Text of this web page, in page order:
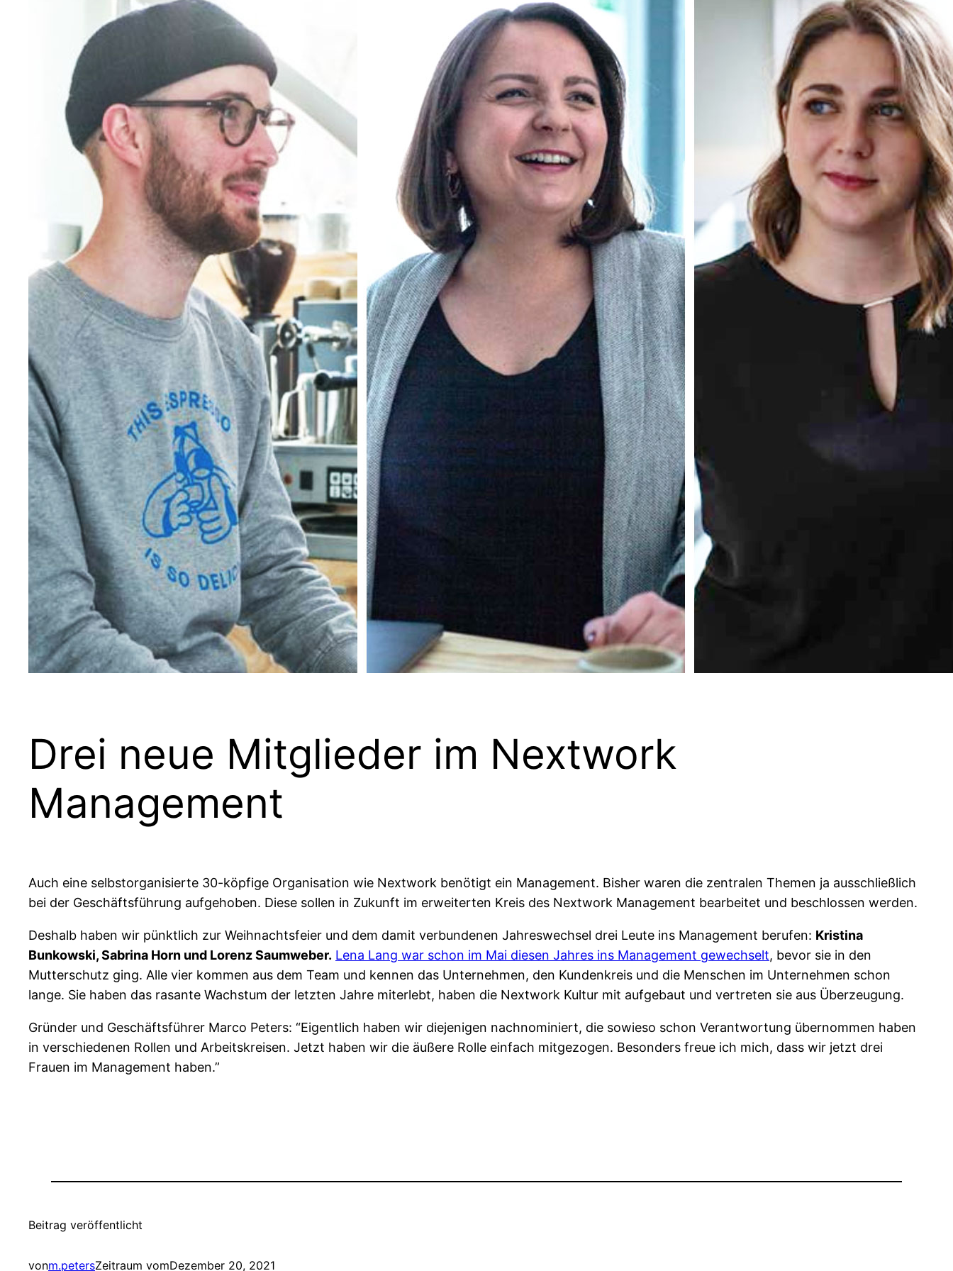
Drei neue Mitglieder im Nextwork
Management
Auch eine selbstorganisierte 30-köpfige Organisation wie Nextwork benötigt ein Management. Bisher waren die zentralen Themen ja ausschließlich
bei der Geschäftsführung aufgehoben. Diese sollen in Zukunft im erweiterten Kreis des Nextwork Management bearbeitet und beschlossen werden.
Deshalb haben wir pünktlich zur Weihnachtsfeier und dem damit verbundenen Jahreswechsel drei Leute ins Management berufen: Kristina
Bunkowski, Sabrina Horn und Lorenz Saumweber. Lena Lang war schon im Mai diesen Jahres ins Management gewechselt, bevor sie in den
Mutterschutz ging. Alle vier kommen aus dem Team und kennen das Unternehmen, den Kundenkreis und die Menschen im Unternehmen schon
lange. Sie haben das rasante Wachstum der letzten Jahre miterlebt, haben die Nextwork Kultur mit aufgebaut und vertreten sie aus Überzeugung.
Gründer und Geschäftsführer Marco Peters: “Eigentlich haben wir diejenigen nachnominiert, die sowieso schon Verantwortung übernommen haben
in verschiedenen Rollen und Arbeitskreisen. Jetzt haben wir die äußere Rolle einfach mitgezogen. Besonders freue ich mich, dass wir jetzt drei
Frauen im Management haben.”
Beitrag veröffentlicht
vonm.petersZeitraum vomDezember 20, 2021